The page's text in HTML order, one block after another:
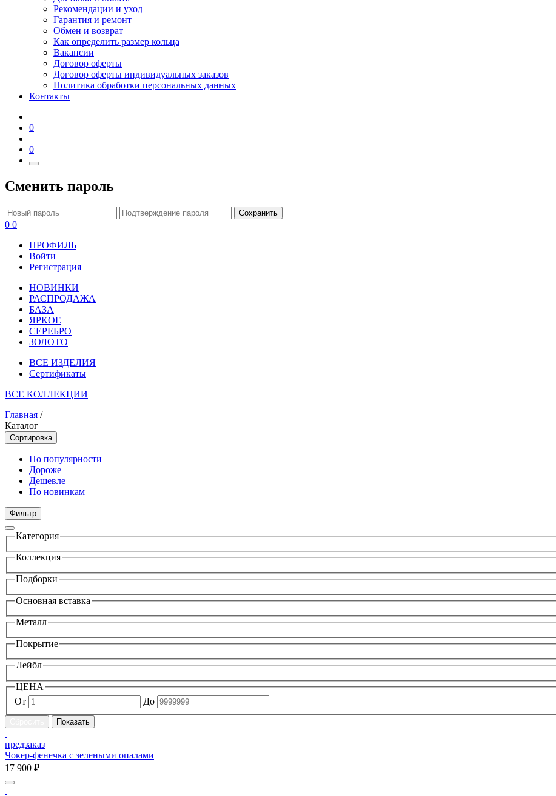
Рекомендации и уход
Гарантия и ремонт
Обмен и возврат
Как определить размер кольца
Вакансии
Договор оферты
Договор оферты индивидуальных заказов
Политика обработки персональных данных
Контакты
0
0
Сменить пароль
Сохранить
0 0
ПРОФИЛЬ
Войти
Регистрация
НОВИНКИ
РАСПРОДАЖА
БАЗА
ЯРКОЕ
СЕРЕБРО
ЗОЛОТО
ВСЕ ИЗДЕЛИЯ
Сертификаты
ВСЕ КОЛЛЕКЦИИ
Главная /
Каталог
Сортировка
По популярности
Дороже
Дешевле
По новинкам
Фильтр
Категория
Коллекция
Подборки
Основная вставка
Металл
Покрытие
Лейбл
ЦЕНА
От
До
предзаказ
Чокер-фенечка с зелеными опалами
17 900 ₽